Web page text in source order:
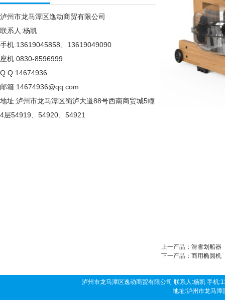
泸州市龙马潭区逸动商贸有限公司
联系人:杨凯
手机:13619045858、13619049090
座机:0830-8596999
Q Q:14674936
邮箱:14674936@qq.com
地址:泸州市龙马潭区蜀泸大道88号西南商贸城5幢
4层54919、54920、54921
上一产品 ： 滑雪划船器
下一产品 ： 商用椭圆机
泸州市龙马潭区逸动商贸有限公司 联系人:杨凯 手
地址:泸州市龙马